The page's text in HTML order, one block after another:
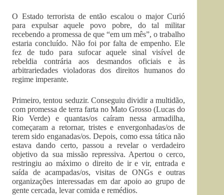
O Estado terrorista de então escalou o major Curió
para expulsar aquele povo pobre, do tal militar
recebendo a promessa de que “em um mês”, o trabalho
estaria concluído. Não foi por falta de empenho. Ele
fez de tudo para sufocar aquele sinal visível de
rebeldia contrária aos desmandos oficiais e às
arbitrariedades violadoras dos direitos humanos do
regime imperante.
Primeiro, tentou seduzir. Conseguiu dividir a multidão,
com promessa de terra farta no Mato Grosso (Lucas do
Rio Verde) e quantas/os caíram nessa armadilha,
começaram a retornar, tristes e envergonhadas/os de
terem sido enganadas/os. Depois, como essa tática não
estava dando certo, passou a revelar o verdadeiro
objetivo da sua missão repressiva. Apertou o cerco,
restringiu ao máximo o direito de ir e vir, entrada e
saída de acampadas/os, visitas de ONGs e outras
organizações interessadas em dar apoio ao grupo de
gente cercada, levar comida e remédios.